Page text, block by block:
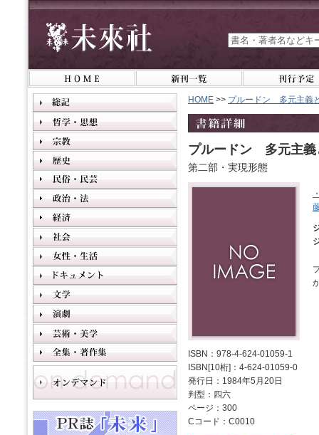
HOME >> プルードン 多元主義
プルードン 多元主
第二部・実現形態
ISBN：978-4-624-01059-1
ISBN[10桁]：4-624-01059-0
発行日：1984年5月20日
判型：四六
ページ：300
Cコード：C0010